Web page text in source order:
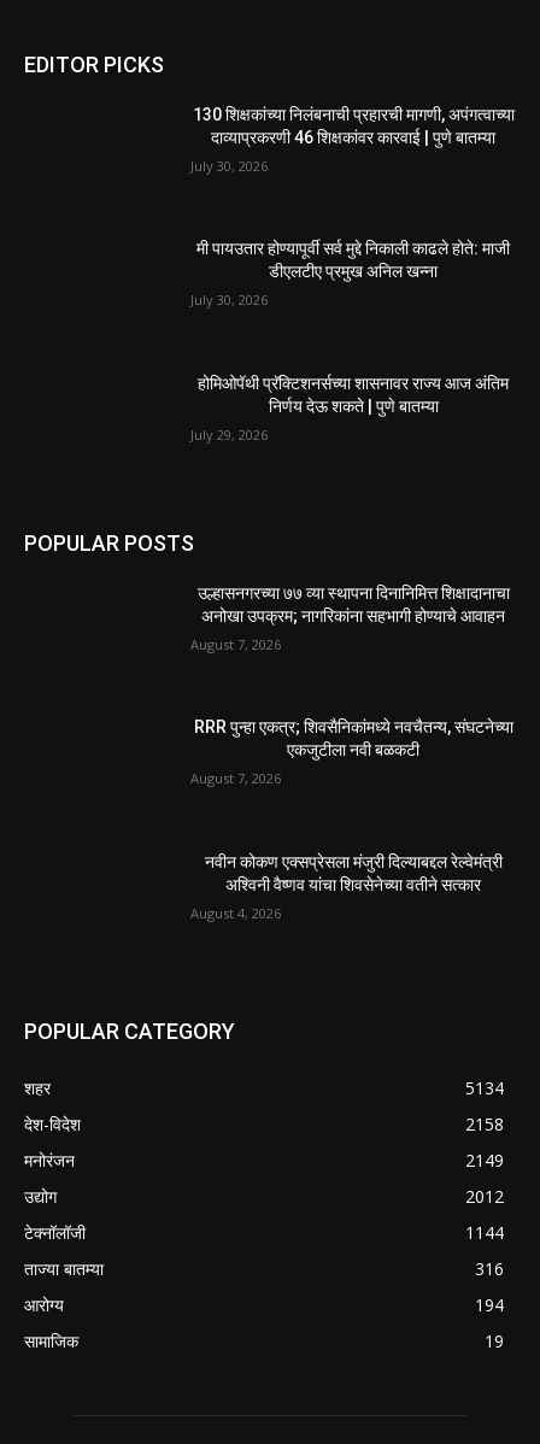
EDITOR PICKS
130 शिक्षकांच्या निलंबनाची प्रहारची मागणी, अपंगत्वाच्या
दाव्याप्रकरणी 46 शिक्षकांवर कारवाई | पुणे बातम्या
July 30, 2026
मी पायउतार होण्यापूर्वी सर्व मुद्दे निकाली काढले होते: माजी
डीएलटीए प्रमुख अनिल खन्ना
July 30, 2026
होमिओपॅथी प्रॅक्टिशनर्सच्या शासनावर राज्य आज अंतिम
निर्णय देऊ शकते | पुणे बातम्या
July 29, 2026
POPULAR POSTS
उल्हासनगरच्या ७७ व्या स्थापना दिनानिमित्त शिक्षादानाचा
अनोखा उपक्रम; नागरिकांना सहभागी होण्याचे आवाहन
August 7, 2026
RRR पुन्हा एकत्र; शिवसैनिकांमध्ये नवचैतन्य, संघटनेच्या
एकजुटीला नवी बळकटी
August 7, 2026
नवीन कोकण एक्सप्रेसला मंजुरी दिल्याबद्दल रेल्वेमंत्री
अश्विनी वैष्णव यांचा शिवसेनेच्या वतीने सत्कार
August 4, 2026
POPULAR CATEGORY
शहर
5134
देश-विदेश
2158
मनोरंजन
2149
उद्योग
2012
टेक्नॉलॉजी
1144
ताज्या बातम्या
316
आरोग्य
194
सामाजिक
19